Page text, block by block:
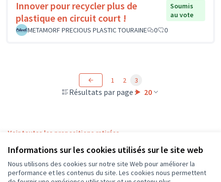
Informations sur les cookies utilisés sur le site web
Nous utilisons des cookies sur notre site Web pour améliorer la
performance et les contenus du site. Les cookies nous permettent
Innover pour recycler plus de
plastique en circuit court !
Soumis
au vote
METAMORF PRECIOUS PLASTIC TOURAINE
0 0
Résultats par page : 20
1 2 3
Voir toutes les propositions retirées
Conditions d'utilisation
Paramètres des cookies